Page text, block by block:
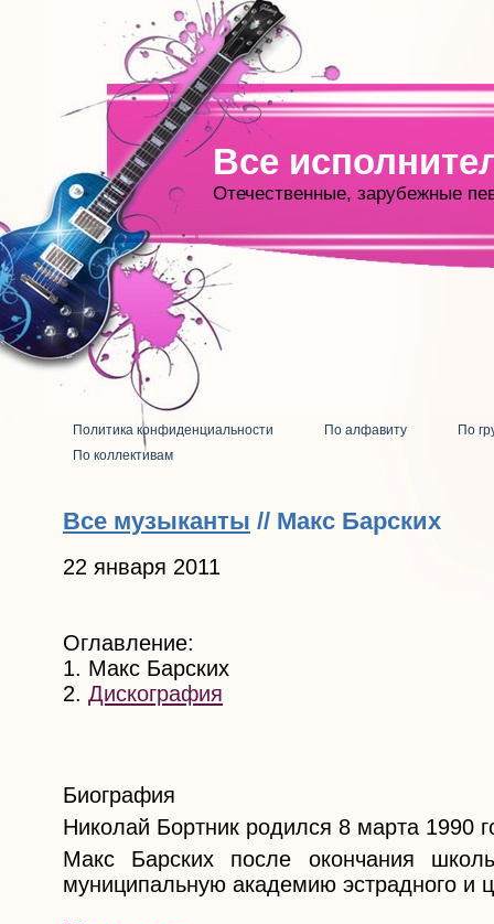
Все
Отечественные, зарубежные
Политика конфиденциальности По алфавиту
По
По коллективам
Все музыканты // Макс Барских
22 января 2011
Оглавление:
1. Макс Барских
2. Дискография
Биография
Николай Бортник родился 8 марта 1990
Макс Барских после окончания
муниципальную академию эстрадного и